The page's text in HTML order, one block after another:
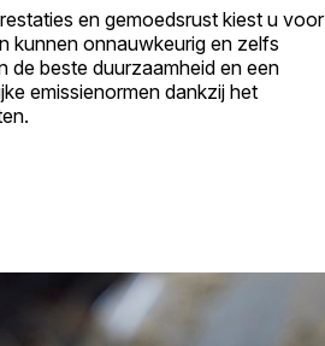
en gemoedsrust kiest u voor
kunnen onnauwkeurig en zelfs
de beste duurzaamheid en een
emissienormen dankzij het